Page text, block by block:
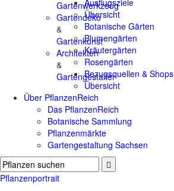
Gartenwerkzeug
Gartendeko
&
Gartenkunst
Architekten
&
Gartengestalter
Ausflugsziele
Übersicht
Botanische Gärten
Blumengärten
Kräutergärten
Rosengärten
Bezugsquellen & Shops
Übersicht
Über PflanzenReich
Das PflanzenReich
Botanische Sammlung
Pflanzenmärkte
Gartengestaltung Sachsen
Pflanzenportrait